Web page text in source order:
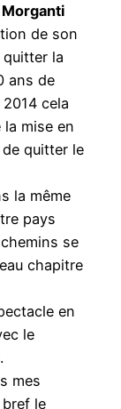
de son
quitter la
ans de
cela
mise en
quitter le
la même
pays
se
chapitre
en
le
.
mes
bref le